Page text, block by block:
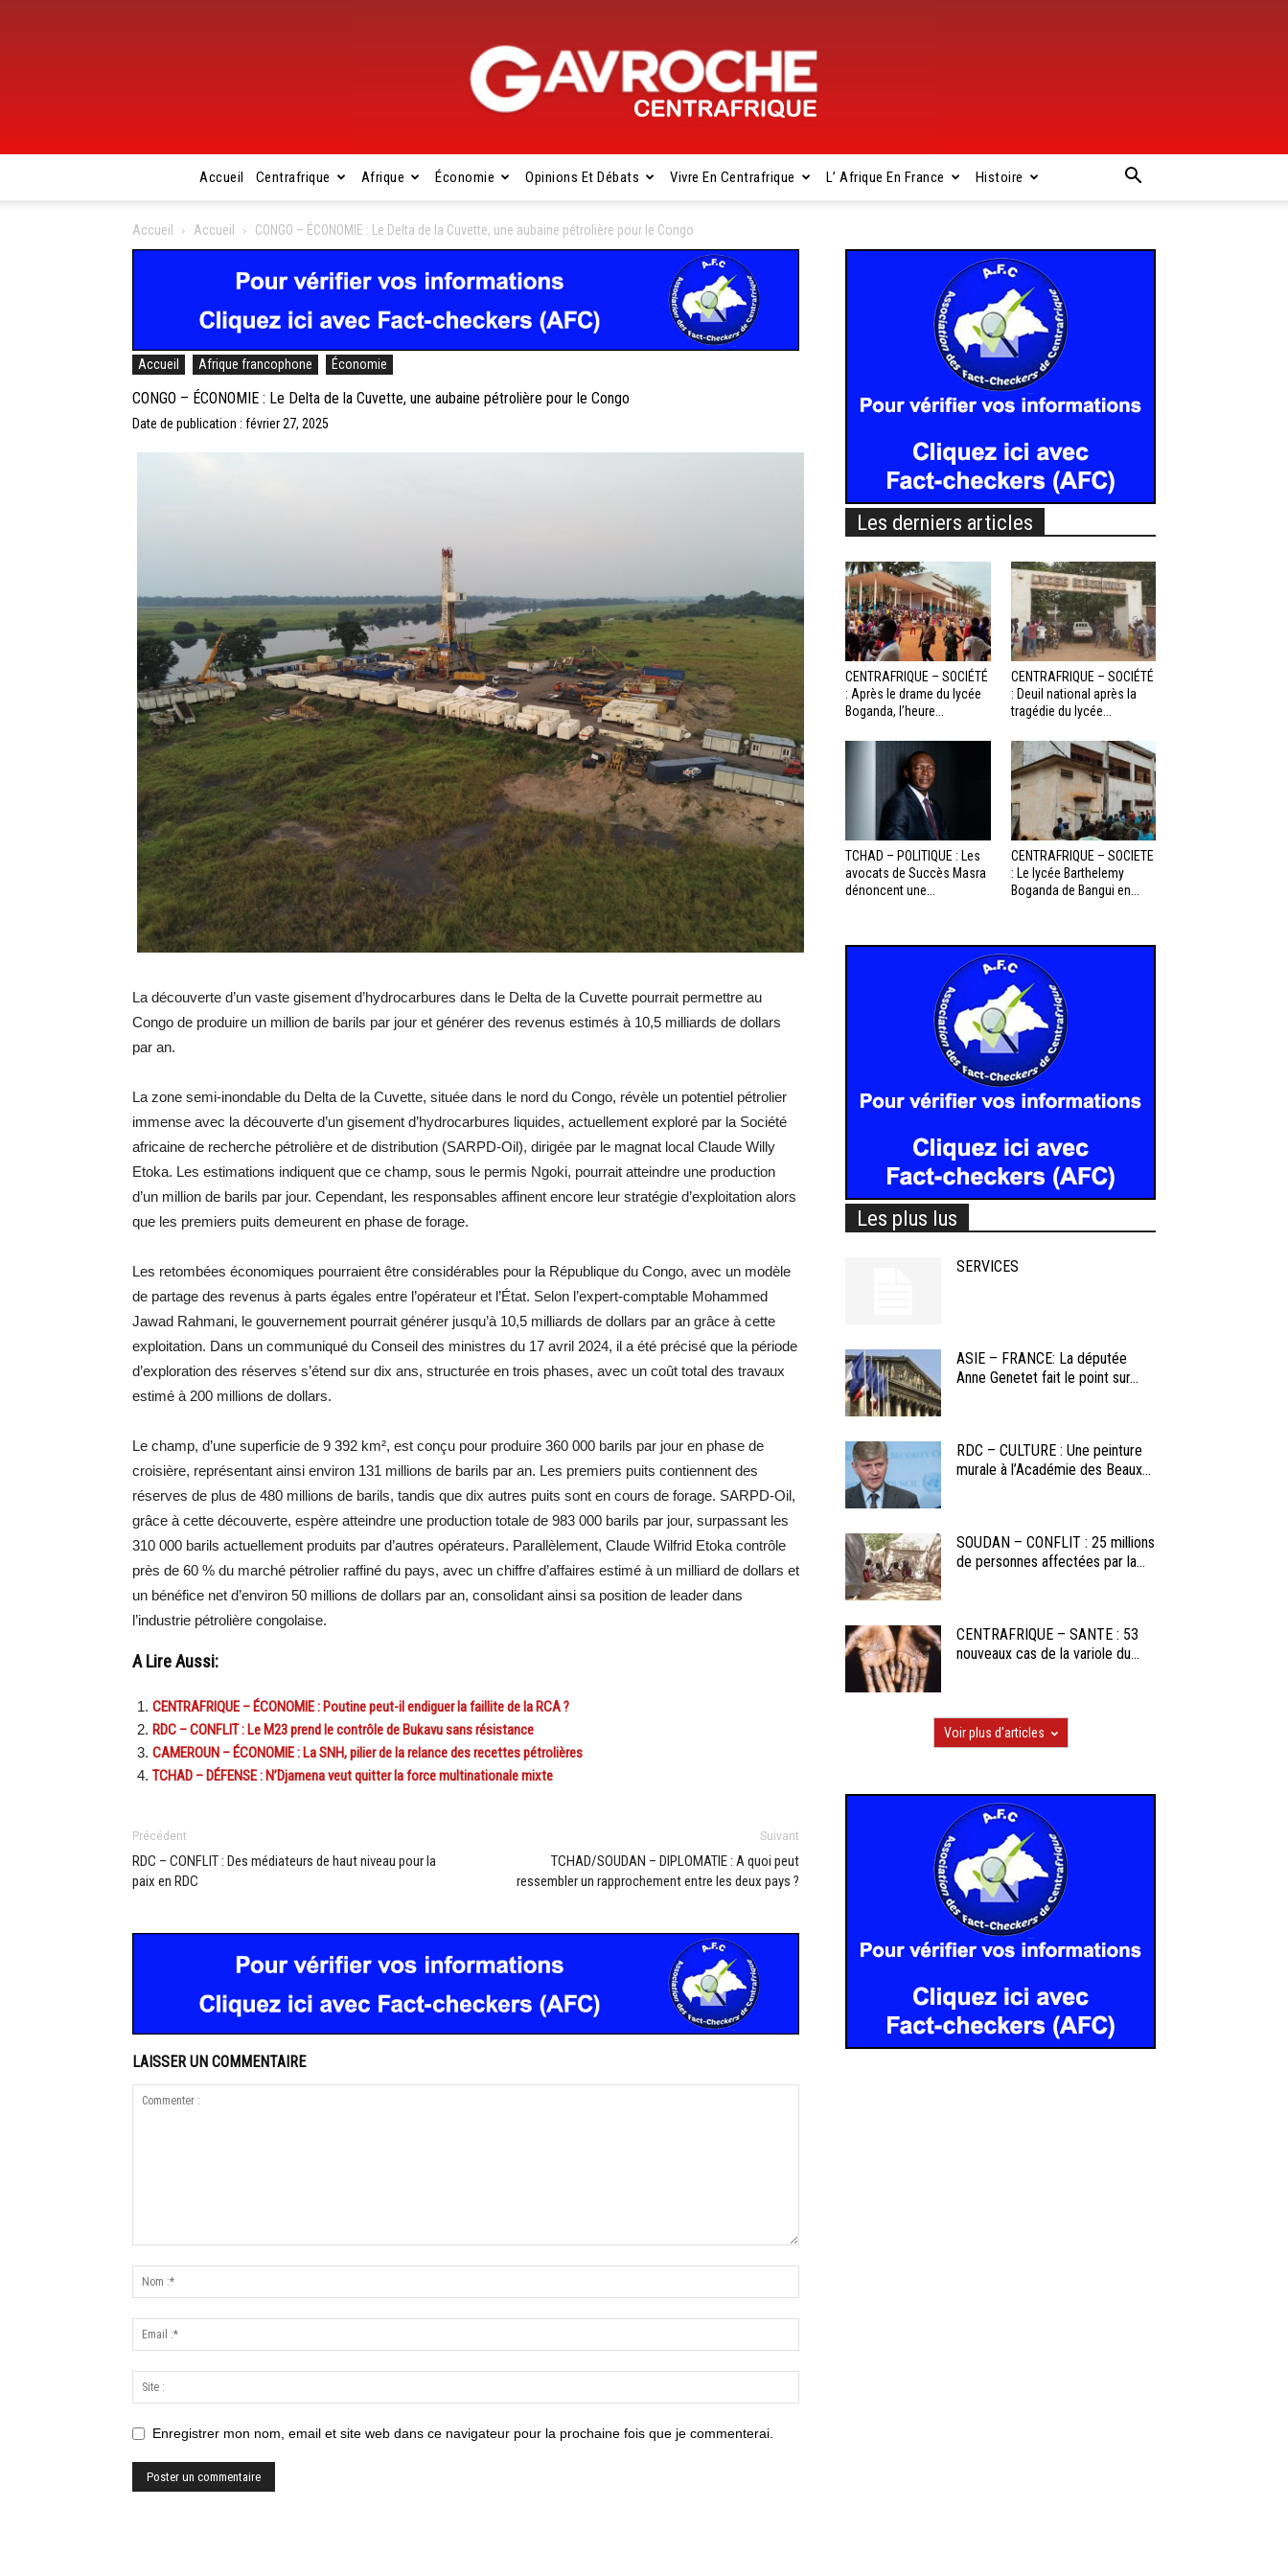
Centrafrique
Accueil Centrafrique Afrique Économie Opinions Et Débats Vivre En Centrafrique L’ Afrique En France Histoire
Accueil Accueil CONGO – ÉCONOMIE : Le Delta de la Cuvette, une aubaine pétrolière pour le Congo
Accueil Afrique francophone Économie
CONGO – ÉCONOMIE : Le Delta de la Cuvette, une aubaine pétrolière pour le Congo
Date de publication : février 27, 2025
La découverte d’un vaste gisement d’hydrocarbures dans le Delta de la Cuvette pourrait permettre au
Congo de produire un million de barils par jour et générer des revenus estimés à 10,5 milliards de dollars
par an.
La zone semi-inondable du Delta de la Cuvette, située dans le nord du Congo, révèle un potentiel pétrolier
immense avec la découverte d’un gisement d’hydrocarbures liquides, actuellement exploré par la Société
africaine de recherche pétrolière et de distribution (SARPD-Oil), dirigée par le magnat local Claude Willy
Etoka. Les estimations indiquent que ce champ, sous le permis Ngoki, pourrait atteindre une production
d’un million de barils par jour. Cependant, les responsables affinent encore leur stratégie d’exploitation alors
que les premiers puits demeurent en phase de forage.
Les retombées économiques pourraient être considérables pour la République du Congo, avec un modèle
de partage des revenus à parts égales entre l’opérateur et l’État. Selon l’expert-comptable Mohammed
Jawad Rahmani, le gouvernement pourrait générer jusqu’à 10,5 milliards de dollars par an grâce à cette
exploitation. Dans un communiqué du Conseil des ministres du 17 avril 2024, il a été précisé que la période
d’exploration des réserves s’étend sur dix ans, structurée en trois phases, avec un coût total des travaux
estimé à 200 millions de dollars.
Le champ, d’une superficie de 9 392 km², est conçu pour produire 360 000 barils par jour en phase de
croisière, représentant ainsi environ 131 millions de barils par an. Les premiers puits contiennent des
réserves de plus de 480 millions de barils, tandis que dix autres puits sont en cours de forage. SARPD-Oil,
grâce à cette découverte, espère atteindre une production totale de 983 000 barils par jour, surpassant les
310 000 barils actuellement produits par d’autres opérateurs. Parallèlement, Claude Wilfrid Etoka contrôle
près de 60 % du marché pétrolier raffiné du pays, avec un chiffre d’affaires estimé à un milliard de dollars et
un bénéfice net d’environ 50 millions de dollars par an, consolidant ainsi sa position de leader dans
l’industrie pétrolière congolaise.
A Lire Aussi:
CENTRAFRIQUE – ÉCONOMIE : Poutine peut-il endiguer la faillite de la RCA ?
RDC – CONFLIT : Le M23 prend le contrôle de Bukavu sans résistance
CAMEROUN – ÉCONOMIE : La SNH, pilier de la relance des recettes pétrolières
TCHAD – DÉFENSE : N’Djamena veut quitter la force multinationale mixte
Précédent
RDC – CONFLIT : Des médiateurs de haut niveau pour la
paix en RDC
Suivant
TCHAD/SOUDAN – DIPLOMATIE : A quoi peut
ressembler un rapprochement entre les deux pays ?
LAISSER UN COMMENTAIRE
Enregistrer mon nom, email et site web dans ce navigateur pour la prochaine fois que je commenterai.
Les derniers articles
CENTRAFRIQUE – SOCIÉTÉ
: Après le drame du lycée
Boganda, l’heure...
CENTRAFRIQUE – SOCIÉTÉ
: Deuil national après la
tragédie du lycée...
TCHAD – POLITIQUE : Les
avocats de Succès Masra
dénoncent une...
CENTRAFRIQUE – SOCIETE
: Le lycée Barthelemy
Boganda de Bangui en...
Les plus lus
SERVICES
ASIE – FRANCE: La députée
Anne Genetet fait le point sur...
RDC – CULTURE : Une peinture
murale à l’Académie des Beaux...
SOUDAN – CONFLIT : 25 millions
de personnes affectées par la...
CENTRAFRIQUE – SANTE : 53
nouveaux cas de la variole du...
Voir plus d'articles